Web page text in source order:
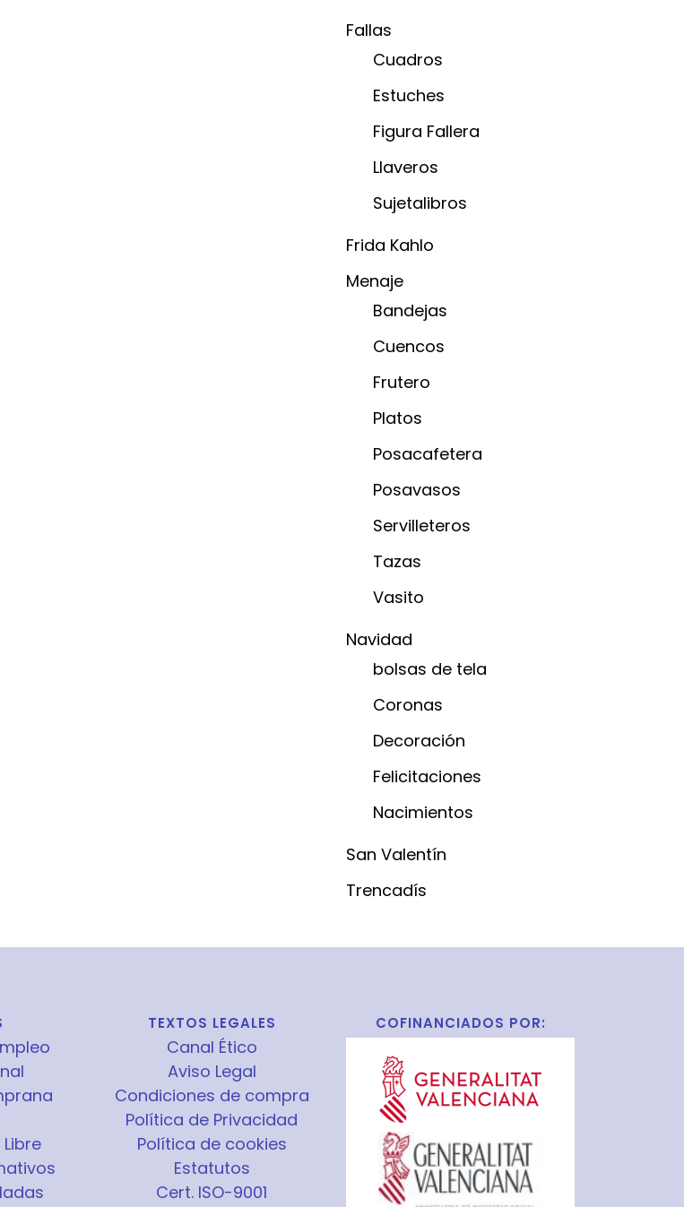
Fallas
Cuadros
Estuches
Figura Fallera
Llaveros
Sujetalibros
Frida Kahlo
Menaje
Bandejas
Cuencos
Frutero
Platos
Posacafetera
Posavasos
Servilleteros
Tazas
Vasito
Navidad
bolsas de tela
Coronas
Decoración
Felicitaciones
Nacimientos
San Valentín
Trencadís
TEXTOS LEGALES
Canal Ético
Aviso Legal
Condiciones de compra
Política de Privacidad
Política de cookies
Estatutos
Cert. ISO-9001
COFINANCIADOS POR: